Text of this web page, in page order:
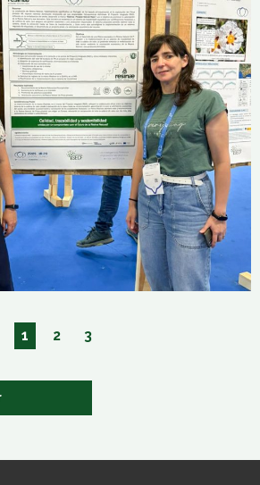
Florestal Espanhol
1 2 3